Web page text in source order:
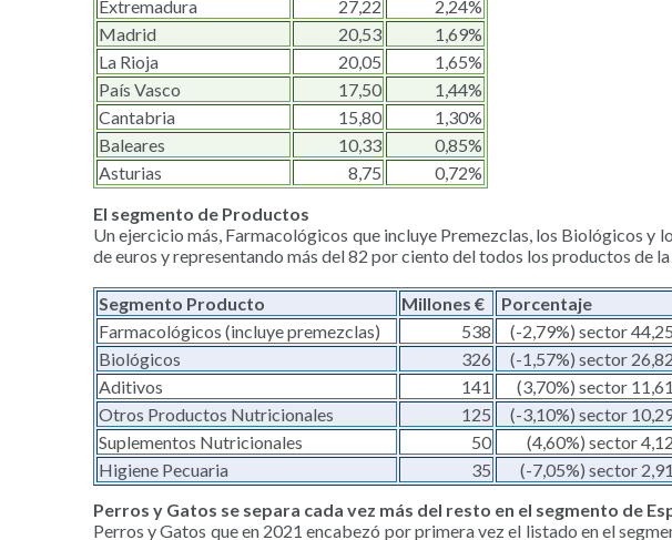
Extremadura
27,22
2,24%
Madrid
20,53
1,69%
La Rioja
20,05
1,65%
País Vasco
17,50
1,44%
Cantabria
15,80
1,30%
Baleares
10,33
0,85%
Asturias
8,75
0,72%
El segmento de Productos
Un ejercicio más, Farmacológicos que incluye Premezclas, los Biológicos y
de euros y representando más del 82 por ciento del todos los productos de
Segmento Producto Millones €
Porcentaje
Farmacológicos (incluye premezclas)
538
(-2,79%) sector
Biológicos
326
(-1,57%) sector
Aditivos
141
(3,70%) sector
Otros Productos Nutricionales
125
(-3,10%) sector
Suplementos Nutricionales
50
(4,60%) sector
Higiene Pecuaria
35
(-7,05%) sector
Perros y Gatos se separa cada vez más del resto en el segmento de
Perros y Gatos que en 2021 encabezó por primera vez el listado en el